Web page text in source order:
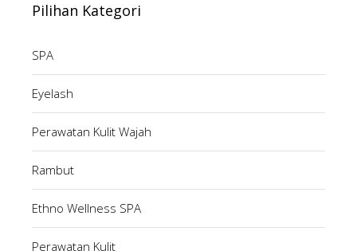
Pilihan Kategori
SPA
Eyelash
Perawatan Kulit Wajah
Rambut
Ethno Wellness SPA
Perawatan Kulit